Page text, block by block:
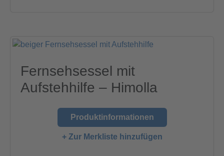
Fernsehsessel mit
Aufstehhilfe – Himolla
Produktinformationen
+ Zur Merkliste hinzufügen